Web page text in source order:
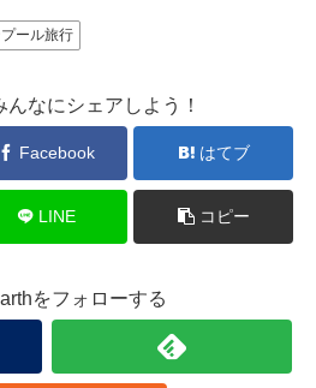
ール旅行
んなにシェアしよう！
Facebook はてブ
LINE コピー
をフォローする